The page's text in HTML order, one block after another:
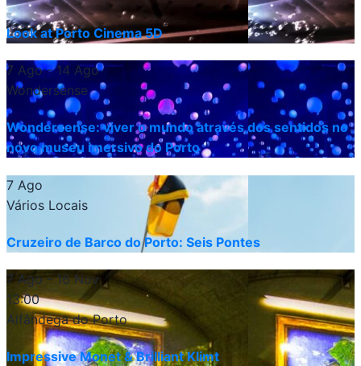
Look at Porto Cinema 5D
7 Ago- 14 Ago
Wondersense
Wondersense: viver o mundo através dos sentidos no
novo museu imersivo do Porto
7 Ago
Vários Locais
Cruzeiro de Barco do Porto: Seis Pontes
7 Ago- 16 Nov
13:00
Alfândega do Porto
Impressive Monet & Brilliant Klimt